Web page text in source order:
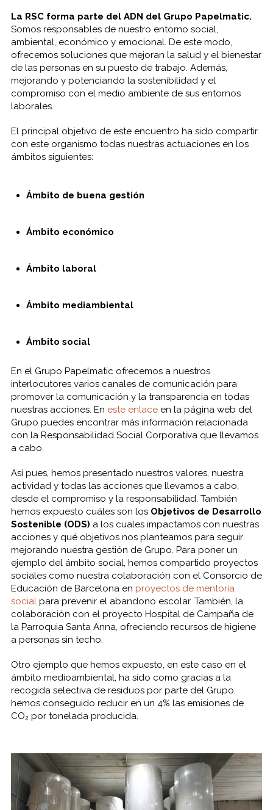
La RSC forma parte del ADN del Grupo Papelmatic.
Somos responsables de nuestro entorno social,
ambiental, económico y emocional. De este modo,
ofrecemos soluciones que mejoran la salud y el bienestar
de las personas en su puesto de trabajo. Además,
mejorando y potenciando la sostenibilidad y el
compromiso con el medio ambiente de sus entornos
laborales.
El principal objetivo de este encuentro ha sido compartir
con este organismo todas nuestras actuaciones en los
ámbitos siguientes:
Ámbito de buena gestión
Ámbito económico
Ámbito laboral
Ámbito mediambiental
Ámbito social
En el Grupo Papelmatic ofrecemos a nuestros
interlocutores varios canales de comunicación para
promover la comunicación y la transparencia en todas
nuestras acciones. En este enlaceen la página web del
Grupo puedes encontrar más información relacionada
con la Responsabilidad Social Corporativa que llevamos
a cabo.
Así pues, hemos presentado nuestros valores, nuestra
actividad y todas las acciones que llevamos a cabo,
desde el compromiso y la responsabilidad. También
hemos expuesto cuáles son los Objetivos de Desarrollo
Sostenible (ODS) a los cuales impactamos con nuestras
acciones y qué objetivos nos planteamos para seguir
mejorando nuestra gestión de Grupo. Para poner un
ejemplo del ámbito social, hemos compartido proyectos
sociales como nuestra colaboración con el Consorcio de
Educación de Barcelona en proyectos de mentoría
socialpara prevenir el abandono escolar. También, la
colaboración con el proyecto Hospital de Campaña de
la Parroquia Santa Anna, ofreciendo recursos de higiene
a personas sin techo.
Otro ejemplo que hemos expuesto, en este caso en el
ámbito medioambiental, ha sido como gracias a la
recogida selectiva de residuos por parte del Grupo,
hemos conseguido reducir en un 4% las emisiones de
CO₂ por tonelada producida.